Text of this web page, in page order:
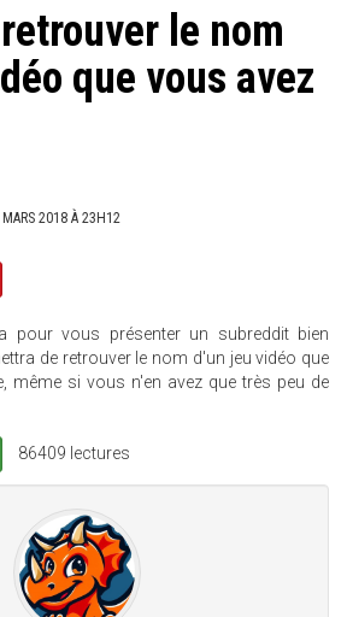
le nom
que vous avez
2018 À 23H12
pour vous présenter un subreddit bien
de retrouver le nom d'un jeu vidéo que
même si vous n'en avez que très peu de
86409 lectures